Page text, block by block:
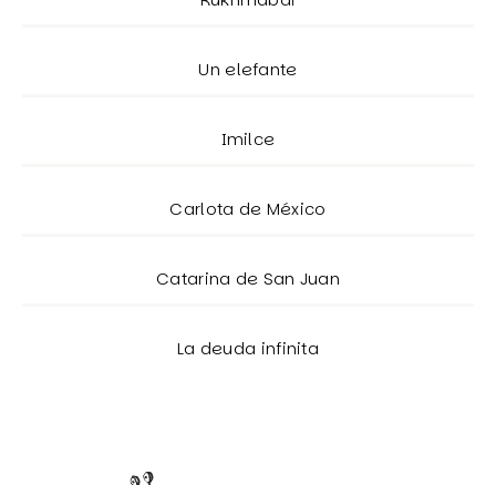
Un elefante
Imilce
Carlota de México
Catarina de San Juan
La deuda infinita